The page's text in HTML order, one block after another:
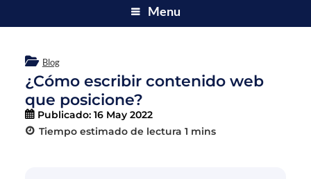
Menu
Blog
¿Cómo escribir contenido web
que posicione?